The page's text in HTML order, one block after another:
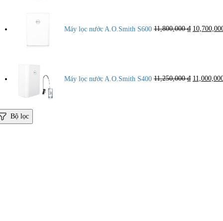
Máy lọc nước A.O.Smith S600 11,800,000₫ là:
Máy lọc nước A.O.Smith S400 11,250,000₫ là:
Bộ lọc